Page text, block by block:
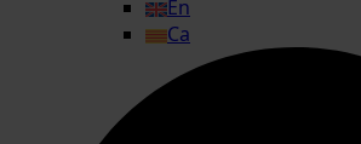
En
Ca